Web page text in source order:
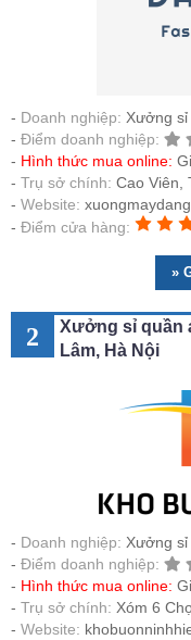
Doanh nghiệp: Xưởng
Điểm doanh nghiệp:
Hình thức mua online:
Trụ sở chính: Cao Viên,
Website:
Điểm cửa hàng:
»
2
Xưởng sỉ quần
Lâm, Hà Nội
Doanh nghiệp: Xưởng
Điểm doanh nghiệp:
Hình thức mua online:
Trụ sở chính: Xóm 6
Website: